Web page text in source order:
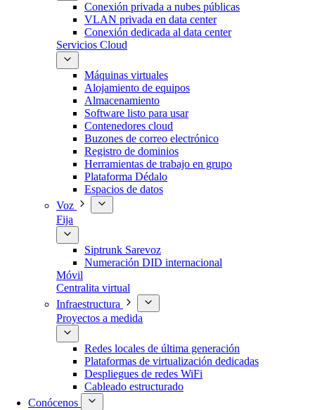
Conexión privada a nubes públicas
VLAN privada en data center
Conexión dedicada al data center
Servicios Cloud
Máquinas virtuales
Alojamiento de equipos
Almacenamiento
Software listo para usar
Contenedores cloud
Buzones de correo electrónico
Registro de dominios
Herramientas de trabajo en grupo
Plataforma Dédalo
Espacios de datos
Voz
Fija
Siptrunk Sarevoz
Numeración DID internacional
Móvil
Centralita virtual
Infraestructura
Proyectos a medida
Redes locales de última generación
Plataformas de virtualización dedicadas
Despliegues de redes WiFi
Cableado estructurado
Conócenos